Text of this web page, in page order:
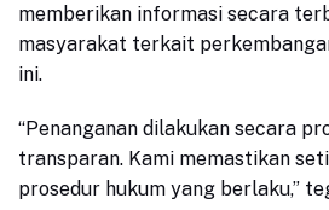
memberikan informasi secara
masyarakat terkait
ini.
“Penanganan dilakukan secara
transparan. Kami memastikan
prosedur hukum yang berlaku,”